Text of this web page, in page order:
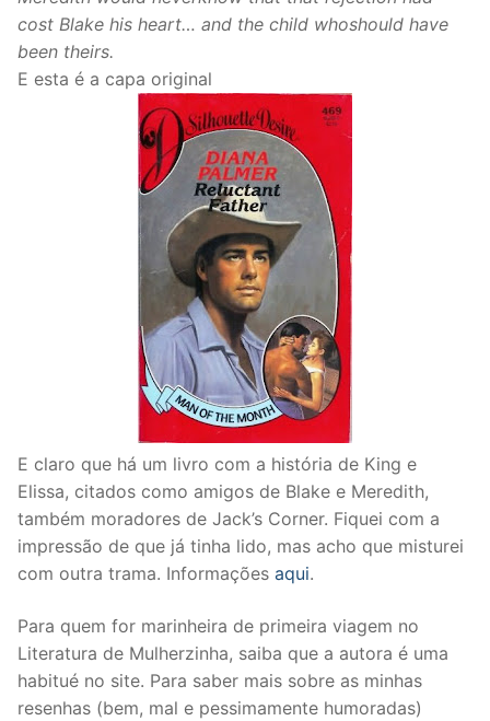
cost Blake his heart… and the child whoshould have
been theirs.
E esta é a capa original
E claro que há um livro com a história de King e
Elissa, citados como amigos de Blake e Meredith,
também moradores de Jack’s Corner. Fiquei com a
impressão de que já tinha lido, mas acho que misturei
com outra trama. Informações aqui.
Para quem for marinheira de primeira viagem no
Literatura de Mulherzinha, saiba que a autora é uma
habitué no site. Para saber mais sobre as minhas
resenhas (bem, mal e pessimamente humoradas)